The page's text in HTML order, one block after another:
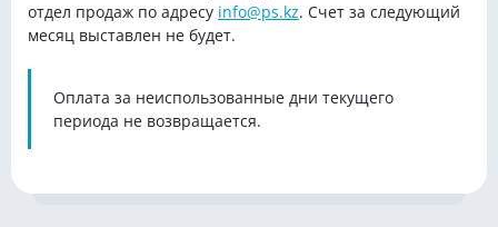
отдел продаж по адресу info@ps.kz. Счет за следующий
месяц выставлен не будет.
Оплата за неиспользованные дни текущего
периода не возвращается.